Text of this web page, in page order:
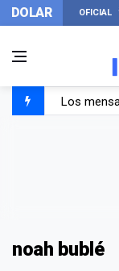
DOLAR OFICIAL
Los
noah bublé